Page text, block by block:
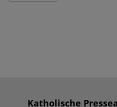
Katholische